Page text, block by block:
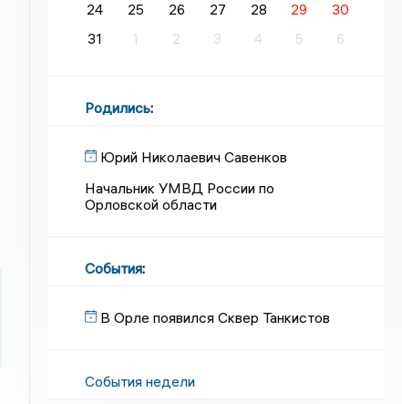
24
25 26 27 28 29
30
31
1 2 3 4 5 6
Родились:
Юрий Николаевич Савенков
Начальник УМВД России по
Орловской области
События:
В Орле появился Сквер Танкистов
События недели